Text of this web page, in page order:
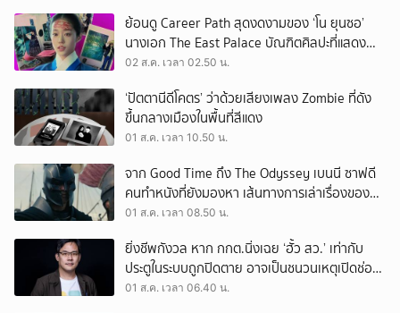
ย้อนดู Career Path สุดงดงามของ ‘โน ยุนซอ’
นางเอก The East Palace บัณฑิตศิลปะที่แสดง
เรื่องไหนก็ปัง
02 ส.ค. เวลา 02.50 น.
‘ปัตตานีดีโคตร’ ว่าด้วยเสียงเพลง Zombie ที่ดัง
ขึ้นกลางเมืองในพื้นที่สีแดง
01 ส.ค. เวลา 10.50 น.
จาก Good Time ถึง The Odyssey เบนนี ซาฟดี
คนทำหนังที่ยังมองหา เส้นทางการเล่าเรื่องของตัว
เอง
01 ส.ค. เวลา 08.50 น.
ยิ่งชีพกังวล หาก กกต.นิ่งเฉย ‘ฮั้ว สว.’ เท่ากับ
ประตูในระบบถูกปิดตาย อาจเป็นชนวนเหตุเปิดช่อง
‘ลงถนน’
01 ส.ค. เวลา 06.40 น.